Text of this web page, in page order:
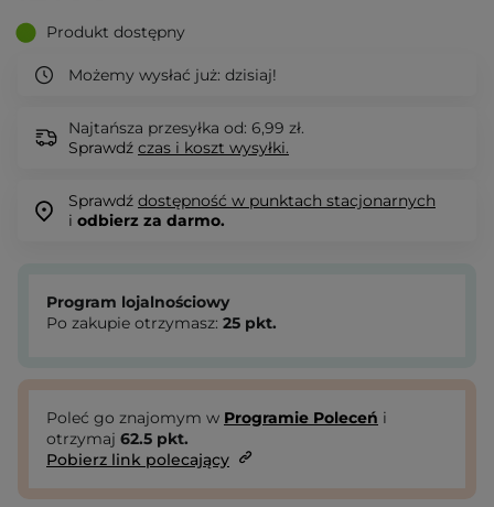
Produkt dostępny
Możemy wysłać już: dzisiaj!
Najtańsza przesyłka od: 6,99 zł.
Sprawdź czas i koszt wysyłki.
Sprawdź dostępność w punktach stacjonarnych
i odbierz za darmo.
Program lojalnościowy
Po zakupie otrzymasz: 25 pkt.
Poleć go znajomym w Programie Poleceń i
otrzymaj 62.5 pkt.
Pobierz link polecający